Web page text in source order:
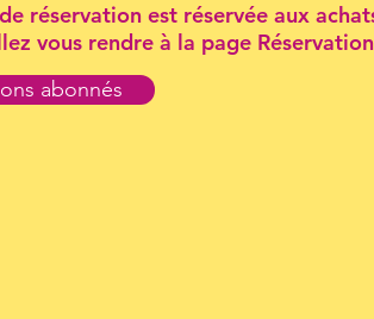
réservation est réservée aux
vous rendre à la page
abonnés